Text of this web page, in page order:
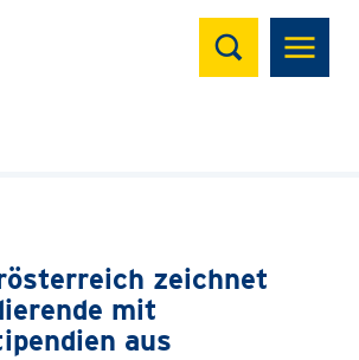
Suchen
zeichnet
mit
aus